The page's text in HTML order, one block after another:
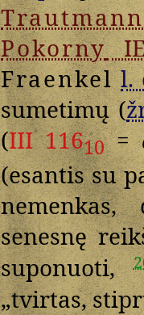
Trautmann
Pokorny
Fraenkel l.
sumetimų (
(III 11610=
(esantis su
senesnę
suponuoti,
„tvirtas,